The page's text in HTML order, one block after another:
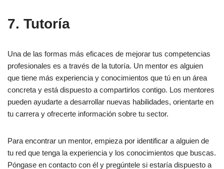
7. Tutoría
Una de las formas más eficaces de mejorar tus competencias
profesionales es a través de la tutoría. Un mentor es alguien
que tiene más experiencia y conocimientos que tú en un área
concreta y está dispuesto a compartirlos contigo. Los mentores
pueden ayudarte a desarrollar nuevas habilidades, orientarte en
tu carrera y ofrecerte información sobre tu sector.
Para encontrar un mentor, empieza por identificar a alguien de
tu red que tenga la experiencia y los conocimientos que buscas.
Póngase en contacto con él y pregúntele si estaría dispuesto a